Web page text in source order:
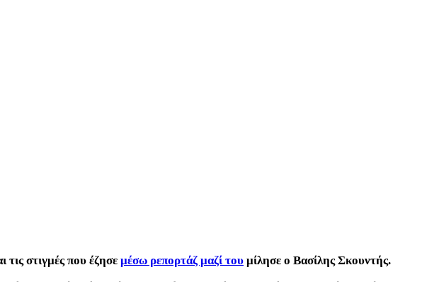
τις στιγμές που έζησε μέσω ρεπορτάζ μαζί του μίλησε ο Βασίλης Σκουντής.